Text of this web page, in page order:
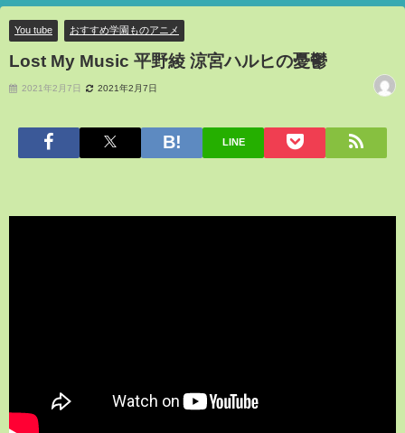
You tube おすすめ学園ものアニメ
Lost My Music 平野綾 涼宮ハルヒの憂鬱
2021年2月7日 2021年2月7日
LINE